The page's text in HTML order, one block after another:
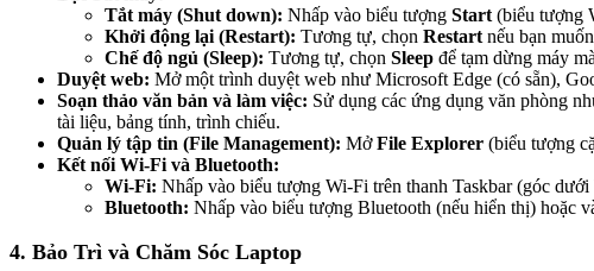
Tắt máy (Shut down): Nhấp vào biểu tượng Start (biểu tượng
Khởi động lại (Restart): Tương tự, chọn Restart nếu bạn
Chế độ ngủ (Sleep): Tương tự, chọn Sleep để tạm dừng máy
Duyệt web: Mở một trình duyệt web như Microsoft Edge (có sẵn),
Soạn thảo văn bản và làm việc: Sử dụng các ứng dụng văn phòng
tài liệu, bảng tính, trình chiếu.
Quản lý tập tin (File Management): MởFile Explorer (biểu tượng
Kết nối Wi-Fi và Bluetooth:
Wi-Fi: Nhấp vào biểu tượng Wi-Fi trên thanh Taskbar (góc
Bluetooth: Nhấp vào biểu tượng Bluetooth (nếu hiển thị) hoặc
4. Bảo Trì và Chăm Sóc Laptop